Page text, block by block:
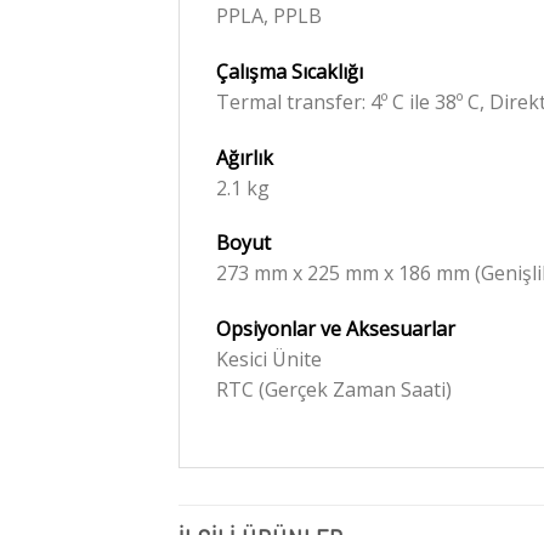
PPLA, PPLB
Çalışma Sıcaklığı
Termal transfer: 4º C ile 38º C,
Ağırlık
2.1 kg
Boyut
273 mm x 225 mm x 186 mm
Opsiyonlar ve Aksesuarlar
Kesici Ünite
RTC (Gerçek Zaman Saati)